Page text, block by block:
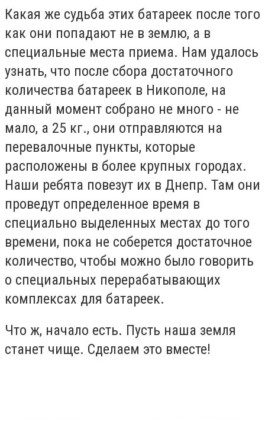
Какая же судьба этих батареек после того
как они попадают не в землю, а в
специальные места приема. Нам удалось
узнать, что после сбора достаточного
количества батареек в Никополе, на
данный момент собрано не много - не
мало, а 25 кг., они отправляются на
перевалочные пункты, которые
расположены в более крупных городах.
Наши ребята повезут их в Днепр. Там они
проведут определенное время в
специально выделенных местах до того
времени, пока не соберется достаточное
количество, чтобы можно было говорить
о специальных перерабатывающих
комплексах для батареек.
Что ж, начало есть. Пусть наша земля
станет чище. Сделаем это вместе!